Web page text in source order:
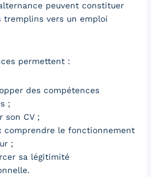
peuvent constituer
tremplins vers un emploi
permettent :
des compétences
;
son CV ;
comprendre le fonctionnement
;
sa légitimité